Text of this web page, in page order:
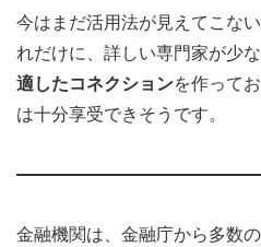
今はまだ活用法が見えてこな
れだけに、詳しい専門家が少な
適したコネクションを作って
は十分享受できそうです。
金融機関は、金融庁から多数